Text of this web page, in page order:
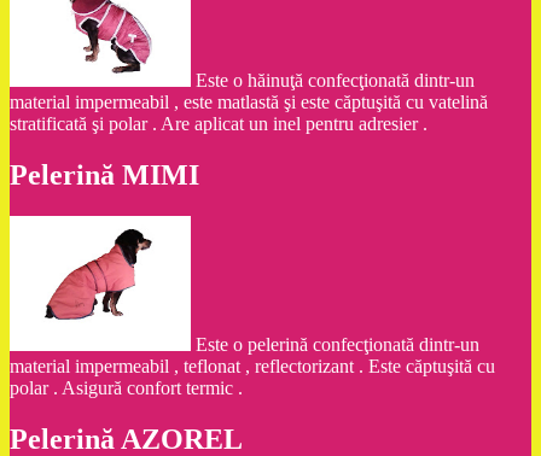
Este o hăinuţă confecţionată dintr-un
material impermeabil , este matlastă şi este căptuşită cu vatelină
stratificată şi polar . Are aplicat un inel pentru adresier .
Pelerină MIMI
Este o pelerină confecţionată dintr-un
material impermeabil , teflonat , reflectorizant . Este căptuşită cu
polar . Asigură confort termic .
Pelerină AZOREL